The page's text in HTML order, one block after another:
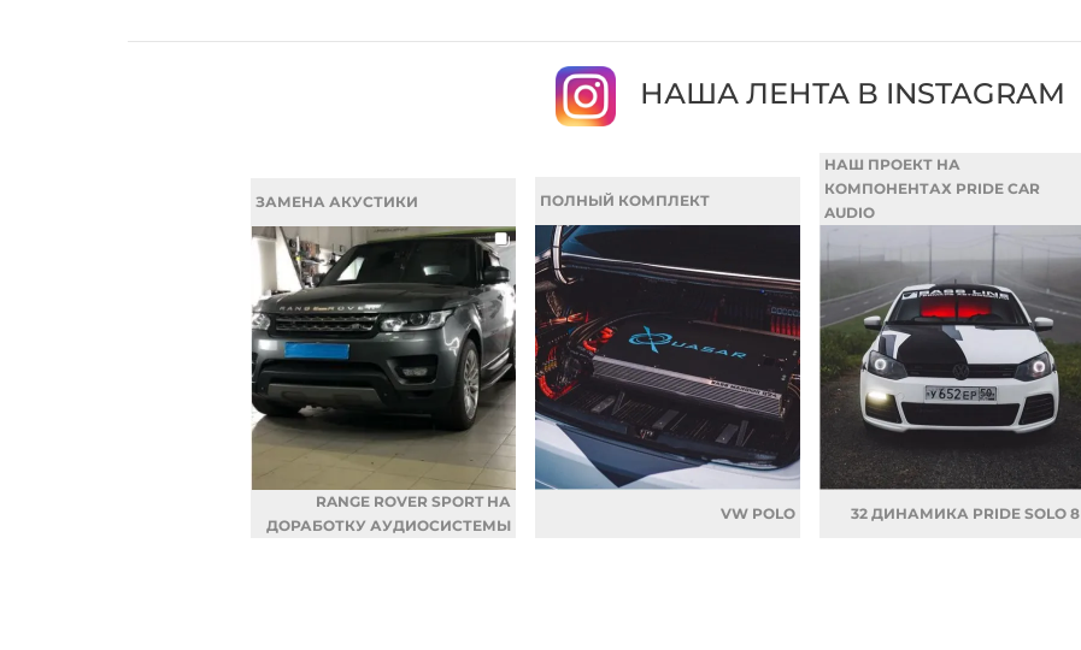
НАША ЛЕНТА В INSTAGRAM
ЗАМЕНА АКУСТИКИ
RANGE ROVER SPORT НА
ДОРАБОТКУ АУДИОСИСТЕМЫ
ПОЛНЫЙ КОМПЛЕКТ
VW POLO
НАШ ПРОЕКТ НА
КОМПОНЕНТАХ PRIDE CAR
AUDIO
32 ДИНАМИКА PRIDE SOLO 8